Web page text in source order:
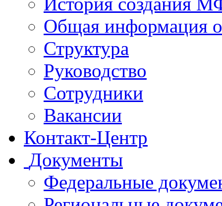
Общая
Структура
Руководство
Сотрудники
Вакансии
Контакт-Центр
Документы
Федеральные